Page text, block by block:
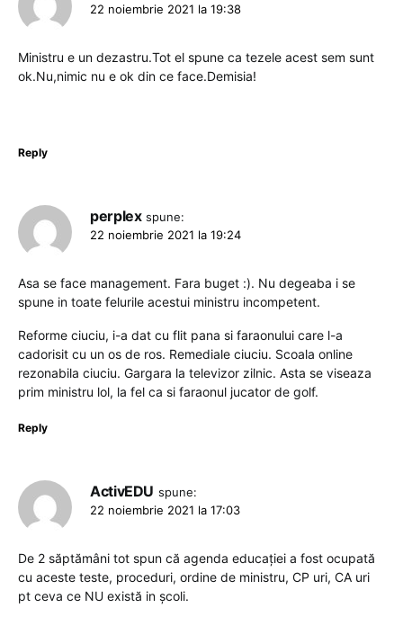
22 noiembrie 2021 la 19:38
Ministru e un dezastru.Tot el spune ca tezele acest sem sunt
ok.Nu,nimic nu e ok din ce face.Demisia!
Reply
perplex spune:
22 noiembrie 2021 la 19:24
Asa se face management. Fara buget :). Nu degeaba i se
spune in toate felurile acestui ministru incompetent.
Reforme ciuciu, i-a dat cu flit pana si faraonului care l-a
cadorisit cu un os de ros. Remediale ciuciu. Scoala online
rezonabila ciuciu. Gargara la televizor zilnic. Asta se viseaza
prim ministru lol, la fel ca si faraonul jucator de golf.
Reply
ActivEDU spune:
22 noiembrie 2021 la 17:03
De 2 săptămâni tot spun că agenda educației a fost ocupată
cu aceste teste, proceduri, ordine de ministru, CP uri, CA uri
pt ceva ce NU există in școli.